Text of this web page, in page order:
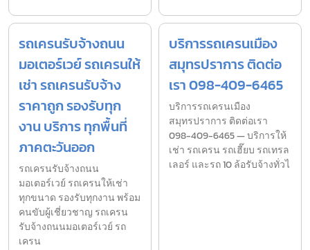
รถเครนรับจ้างถนน
มอเตอร์เวย์ รถเครนให้
เช่า รถเครนรับจ้าง
ราคาถูก รองรับทุก
งาน บริการ ทุกพื้นที่
ภาคตะวันออก
รถเครนรับจ้างถนน
มอเตอร์เวย์ รถเครนให้เช่า
ทุกขนาด รองรับทุกงาน พร้อม
คนขับผู้เชี่ยวชาญ รถเครน
รับจ้างถนนมอเตอร์เวย์ รถ
เครน
บริการรถเครนเมือง
สมุทรปราการ ติดต่อ
เรา 098-409-6465
บริการรถเครนเมือง
สมุทรปราการ ติดต่อเรา
098-409-6465 — บริการให้
เช่า รถเครน รถเฮี๊ยบ รถเทรล
เลอร์ และรถ 10 ล้อรับจ้างทั่วไ